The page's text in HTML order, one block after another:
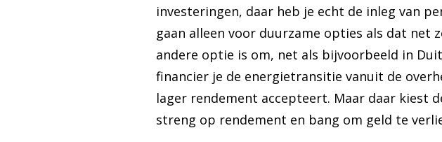
investeringen, daar heb je echt de inleg van
gaan alleen voor duurzame opties als dat net
andere optie is om, net als bijvoorbeeld in
financier je de energietransitie vanuit de
lager rendement accepteert. Maar daar kiest
streng op rendement en bang om geld te